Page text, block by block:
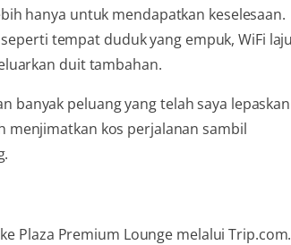
hanya untuk mendapatkan keselesaan.
tempat duduk yang empuk, WiFi
duit tambahan.
banyak peluang yang telah saya lepaskan
menjimatkan kos perjalanan sambil
Plaza Premium Lounge melalui Trip.com.